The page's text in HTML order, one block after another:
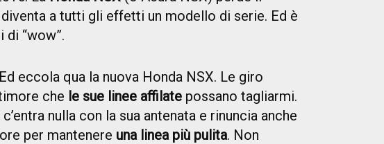
a tutti gli effetti un modello di serie. Ed è
di “wow”.
eccola qua la nuova Honda NSX. Le giro
che le sue linee affilate possano tagliarmi.
nulla con la sua antenata e rinuncia anche
per mantenere una linea più pulita. Non